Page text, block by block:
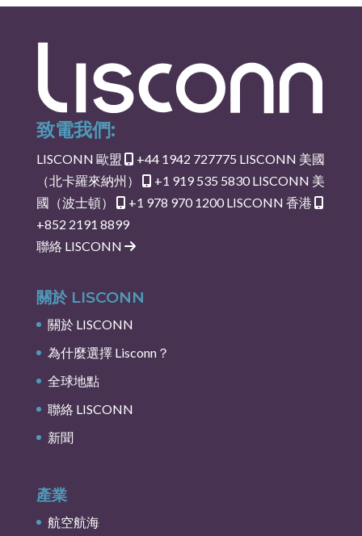
致電我們:
LISCONN 歐盟 +44 1942 727775 LISCONN 美國
（北卡羅來納州）
+1 919 535 5830LISCONN 美
國（波士頓）
+1 978 970 1200LISCONN 香港
+852 2191 8899
聯絡 LISCONN
關於 LISCONN
關於 LISCONN
為什麼選擇 Lisconn？
全球地點
聯絡 LISCONN
新聞
產業
航空航海